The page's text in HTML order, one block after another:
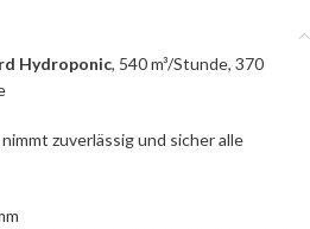
Hydroponic, 540 m³/Stunde, 370
zuverlässig und sicher alle